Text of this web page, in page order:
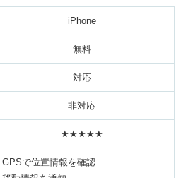
iPhone
無料
対応
非対応
★★★★★
GPSで位置情報を確認